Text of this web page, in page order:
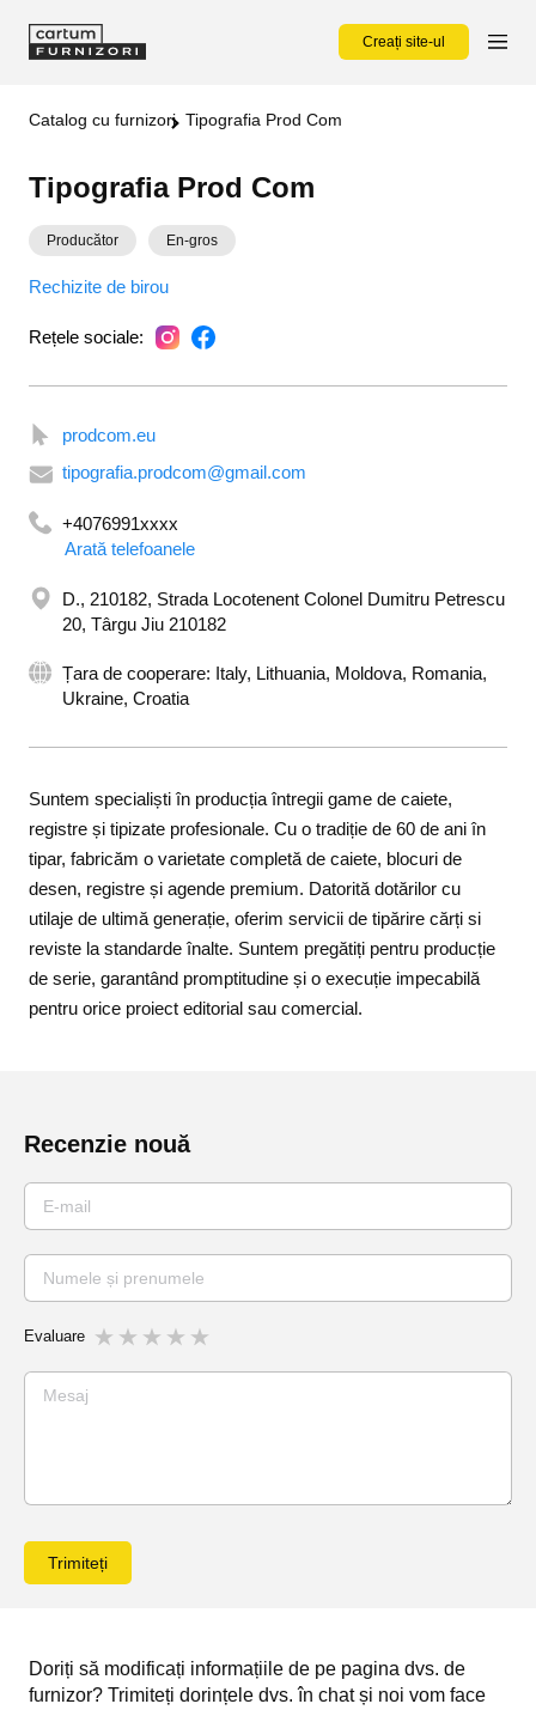
Creați site-ul
Catalog cu furnizori Tipografia Prod Com
Tipografia Prod Com
Producător En-gros
Rechizite de birou
Rețele sociale:
prodcom.eu
tipografia.prodcom@gmail.com
+4076991xxxx
Arată telefoanele
D., 210182, Strada Locotenent Colonel Dumitru Petrescu
20, Târgu Jiu 210182
Țara de cooperare: Italy, Lithuania, Moldova, Romania,
Ukraine, Croatia
Suntem specialiști în producția întregii game de caiete,
registre și tipizate profesionale. Cu o tradiție de 60 de ani în
tipar, fabricăm o varietate completă de caiete, blocuri de
desen, registre și agende premium. Datorită dotărilor cu
utilaje de ultimă generație, oferim servicii de tipărire cărți si
reviste la standarde înalte. Suntem pregătiți pentru producție
de serie, garantând promptitudine și o execuție impecabilă
pentru orice proiect editorial sau comercial.
Recenzie nouă
Evaluare
Trimiteți
Doriți să modificați informațiile de pe pagina dvs. de
furnizor? Trimiteți dorințele dvs. în chat și noi vom face